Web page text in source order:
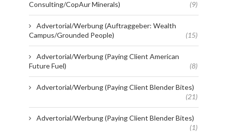
Consulting/CopAur Minerals)
(9)
Advertorial/Werbung (Auftraggeber: Wealth
Campus/Grounded People)
(15)
Advertorial/Werbung (Paying Client American
Future Fuel)
(8)
Advertorial/Werbung (Paying Client Blender Bites)
(21)
Advertorial/Werbung (Paying Client Blender Bites)
(1)